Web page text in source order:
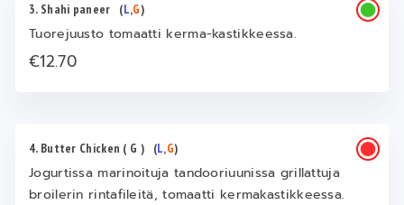
3. Shahi paneer (L,G)
Tuorejuusto tomaatti kerma-kastikkeessa.
€12.70
4. Butter Chicken ( G ) (L,G)
Jogurtissa marinoituja tandooriuunissa grillattuja
broilerin rintafileitä, tomaatti kermakastikkeessa.